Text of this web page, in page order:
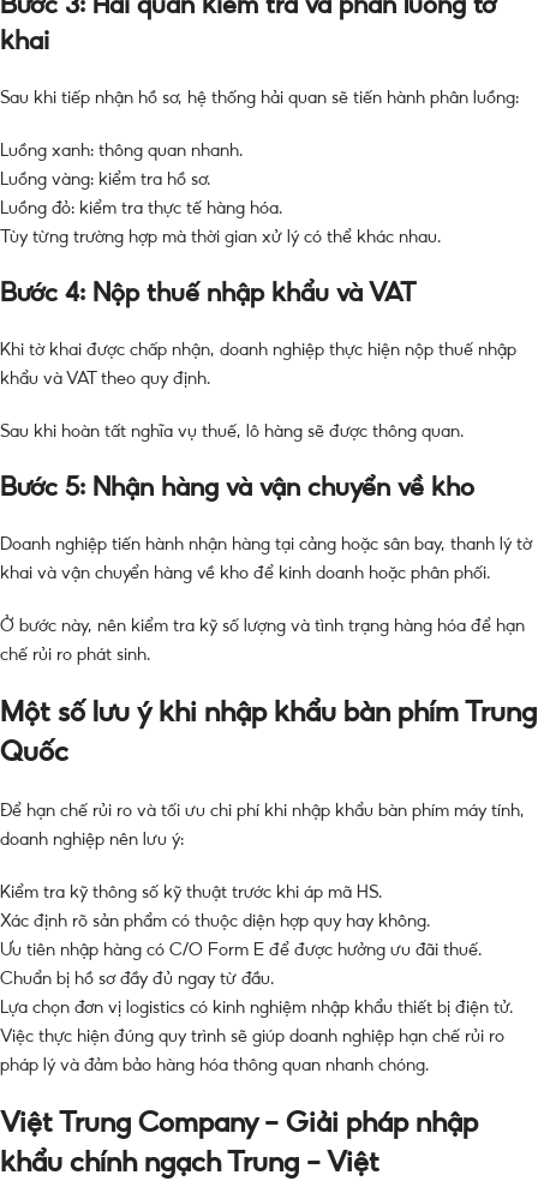
khai
Sau khi tiếp nhận hồ sơ, hệ thống hải quan sẽ tiến hành phân luồng:
Luồng xanh: thông quan nhanh.
Luồng vàng: kiểm tra hồ sơ.
Luồng đỏ: kiểm tra thực tế hàng hóa.
Tùy từng trường hợp mà thời gian xử lý có thể khác nhau.
Bước 4: Nộp thuế nhập khẩu và VAT
Khi tờ khai được chấp nhận, doanh nghiệp thực hiện nộp thuế nhập
khẩu và VAT theo quy định.
Sau khi hoàn tất nghĩa vụ thuế, lô hàng sẽ được thông quan.
Bước 5: Nhận hàng và vận chuyển về kho
Doanh nghiệp tiến hành nhận hàng tại cảng hoặc sân bay, thanh lý tờ
khai và vận chuyển hàng về kho để kinh doanh hoặc phân phối.
Ở bước này, nên kiểm tra kỹ số lượng và tình trạng hàng hóa để hạn
chế rủi ro phát sinh.
Một số lưu ý khi nhập khẩu bàn phím Trung
Quốc
Để hạn chế rủi ro và tối ưu chi phí khi nhập khẩu bàn phím máy tính,
doanh nghiệp nên lưu ý:
Kiểm tra kỹ thông số kỹ thuật trước khi áp mã HS.
Xác định rõ sản phẩm có thuộc diện hợp quy hay không.
Ưu tiên nhập hàng có C/O Form E để được hưởng ưu đãi thuế.
Chuẩn bị hồ sơ đầy đủ ngay từ đầu.
Lựa chọn đơn vị logistics có kinh nghiệm nhập khẩu thiết bị điện tử.
Việc thực hiện đúng quy trình sẽ giúp doanh nghiệp hạn chế rủi ro
pháp lý và đảm bảo hàng hóa thông quan nhanh chóng.
Việt Trung Company – Giải pháp nhập
khẩu chính ngạch Trung – Việt